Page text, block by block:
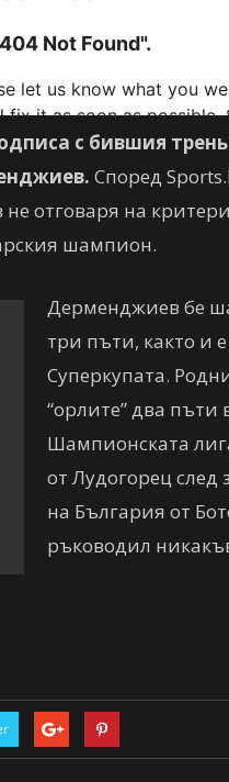
с бившия
Според
отговаря на
шампион.
Дерменджиев бе
три пъти, както и
Суперкупата.
“орлите” два пъти
Шампионската
от Лудогорец след
на България от
ръководил